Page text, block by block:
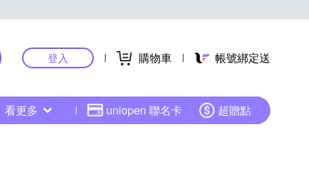
登入 購物車 帳號綁定送
看更多 uniopen 聯名卡 超贈點